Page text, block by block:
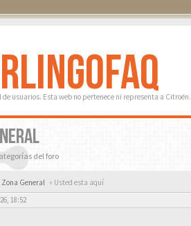
de usuarios. Esta web no pertenece ni representa a Citroën.
del foro
Zona General « Usted esta aquí
18:52